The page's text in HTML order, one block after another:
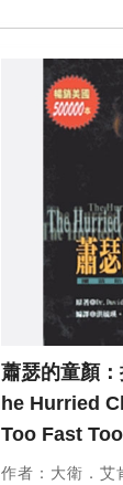
蕭瑟的童顏
he Hurried
Too Fast
作者：大衛．艾